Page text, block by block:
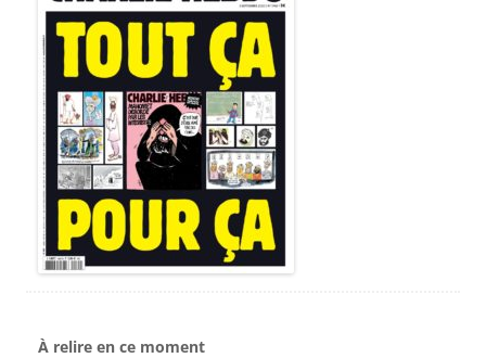
À relire en ce moment